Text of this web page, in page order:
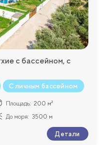
с бассейном, с
С личным бассейном
Площадь: 200 м²
До моря: 3500 м
Детали